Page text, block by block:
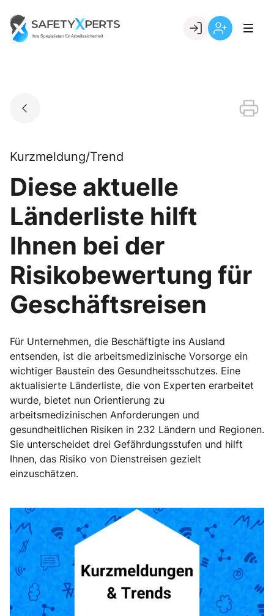
content
Go to landing page.
Kurzmeldung/Trend
Diese aktuelle
Länderliste hilft
Ihnen bei der
Risikobewertung für
Geschäftsreisen
Für Unternehmen, die Beschäftigte ins Ausland
entsenden, ist die arbeitsmedizinische Vorsorge ein
wichtiger Baustein des Gesundheitsschutzes. Eine
aktualisierte Länderliste, die von Experten erarbeitet
wurde, bietet nun Orientierung zu
arbeitsmedizinischen Anforderungen und
gesundheitlichen Risiken in 232 Ländern und Regionen.
Sie unterscheidet drei Gefährdungsstufen und hilft
Ihnen, das Risiko von Dienstreisen gezielt
einzuschätzen.